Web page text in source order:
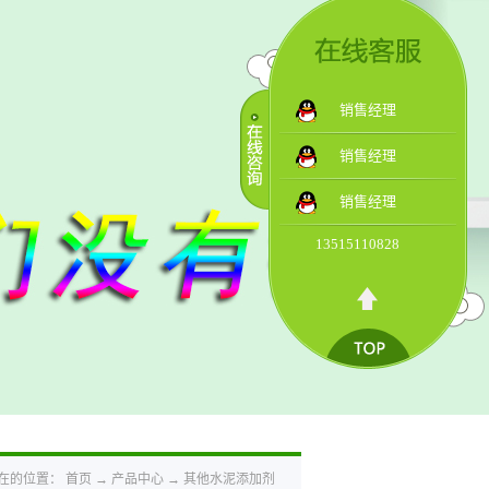
的位置： 首页 → 产品中心 → 其他水泥添加剂
销售经理
销售经理
销售经理
13515110828